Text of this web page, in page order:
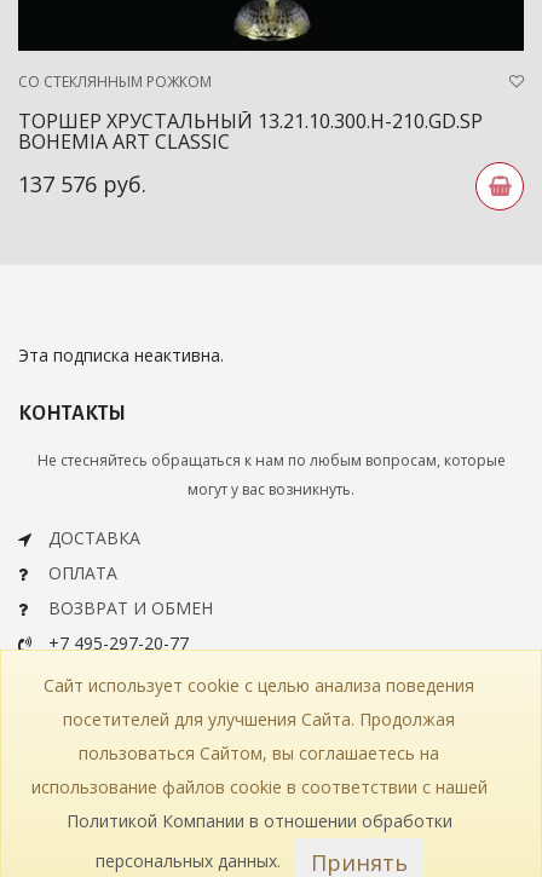
СО СТЕКЛЯННЫМ РОЖКОМ
ТОРШЕР ХРУСТАЛЬНЫЙ 13.21.10.300.H-210.GD.SP
BOHEMIA ART CLASSIC
137 576 руб.
Эта подписка неактивна.
КОНТАКТЫ
Не стесняйтесь обращаться к нам по любым вопросам, которые
могут у вас возникнуть.
ДОСТАВКА
ОПЛАТА
ВОЗВРАТ И ОБМЕН
+7 495-297-20-77
info@bohemiaartclassic.ru
СКАЧАТЬ КАТАЛОГ
КАТАЛОГ
ПОЛИТИКА КОНФИДЕНЦИАЛЬНОСТИ
СТАТЬИ
ПРОИЗВОДСТВО
© 2018—2026 Bohemia Art Classic
Сайт использует cookie с целью анализа поведения
посетителей для улучшения Сайта. Продолжая
пользоваться Сайтом, вы соглашаетесь на
использование файлов cookie в соответствии с нашей
Политикой Компании в отношении обработки
персональных данных. Принять